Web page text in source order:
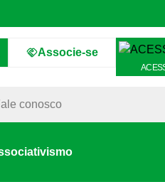
Associe-se
conosco